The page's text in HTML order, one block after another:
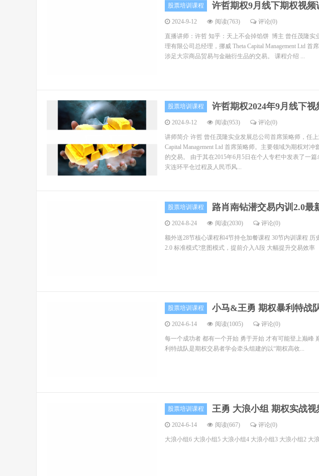
股票培训课程 许哲期权9月线下期权视频
2024-9-12 阅读(763) 评论(0)
直播讲师：许哲 知乎：天上不会掉馅饼 博主 曾任茂隆实
理有限公司总经理，挪威 Theta Capital Management Ltd
涉足大宗商品贸易与金融衍生品的交易。 课程介绍 ...
股票培训课程 许哲期权2024年9月线下视
2024-9-12 阅读(953) 评论(0)
讲师简介 许哲 曾任茂隆实业发展总公司首席策略师，任
Capital Management Ltd 首席策略师。主要领域为期权对
的交易。 由于其在2015年6月5日在个人专栏中发表了一
灾连环平仓过程及人民币风...
股票培训课程 路肖南钻潜交易内训2.0最
2024-8-24 阅读(2030) 评论(0)
额外送28节核心课程和4节持仓加餐课程 30节内训课程 历
2.0 标准模式?意图模式，提前介入A段 大幅提升交易效率
股票培训课程 小马&王勇 期权暴利特战
2024-6-14 阅读(1005) 评论(0)
每一个成功者 都有一个开始 勇于开始 才有可能登上巅
利特战队是期权交易者学会牵头组建的以“期权高收...
股票培训课程 王勇 大浪小组 期权实战视
2024-6-14 阅读(667) 评论(0)
大浪小组6 大浪小组5 大浪小组4 大浪小组3 大浪小组2 大